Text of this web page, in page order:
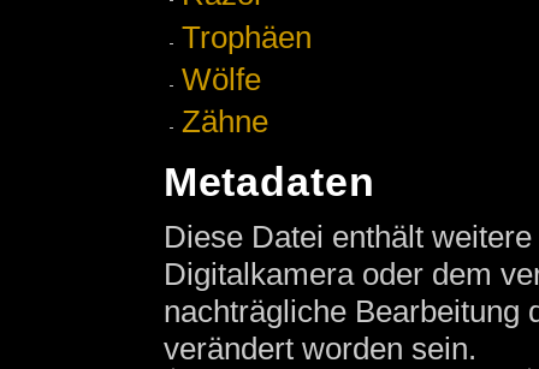
Trophäen
Wölfe
Zähne
Metadaten
Diese Datei enthält
Digitalkamera oder dem
nachträgliche Bearbeitung
verändert worden sein.